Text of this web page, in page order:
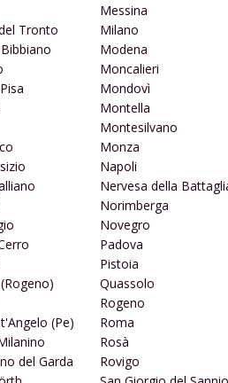
Tronto
(Pe)
del Garda
Messina
Milano
Modena
Moncalieri
Mondovì
Montella
Montesilvano
Monza
Napoli
Nervesa della
Norimberga
Novegro
Padova
Pistoia
Quassolo
Rogeno
Roma
Rosà
Rovigo